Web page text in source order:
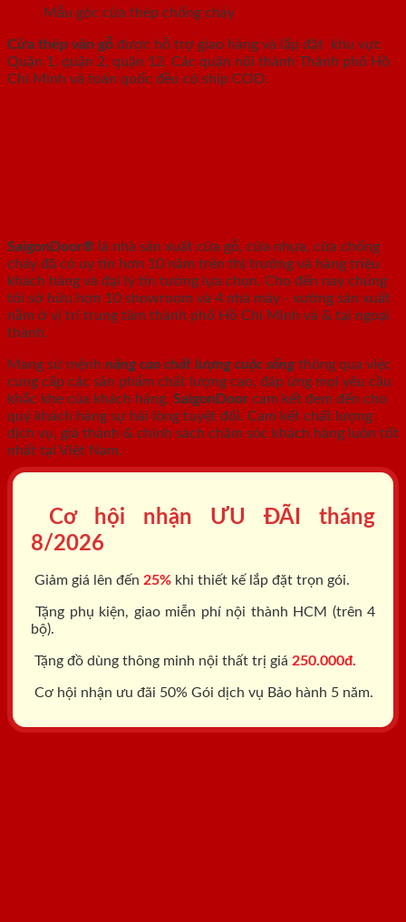
Mẫu góc cửa thép chống cháy
Cửa thép vân gỗ được hỗ trợ giao hàng và lắp đặt khu vực
Quận 1, quận 2, quận 12, Các quận nội thành Thành phố Hồ
Chí Minh và toàn quốc đều có ship COD.
SaigonDoor® là nhà sản xuất cửa gỗ, cửa nhựa, cửa chống
cháy đã có uy tín hơn 10 năm trên thị trường và hàng triệu
khách hàng và đại lý tin tưởng lựa chọn. Cho đến nay chúng
tôi sở hữu hơn 10 showroom và 4 nhà máy - xưởng sản xuất
nằm ở vị trí trung tâm thành phố Hồ Chí Minh và & tại ngoại
thành.
Mang sứ mệnh nâng cao chất lượng cuộc sống thông qua việc
cung cấp các sản phẩm chất lượng cao, đáp ứng mọi yêu cầu
khắc khe của khách hàng. SaigonDoor cam kết đem đến cho
quý khách hàng sự hài lòng tuyệt đối. Cam kết chất lượng
dịch vụ, giá thành & chính sách chăm sóc khách hàng luôn tốt
nhất tại Việt Nam.
Cơ hội nhận ƯU ĐÃI tháng
8/2026
Giảm giá lên đến 25% khi thiết kế lắp đặt trọn gói.
Tặng phụ kiện, giao miễn phí nội thành HCM (trên 4
bộ).
Tặng đồ dùng thông minh nội thất trị giá 250.000đ.
Cơ hội nhận ưu đãi 50% Gói dịch vụ Bảo hành 5 năm.